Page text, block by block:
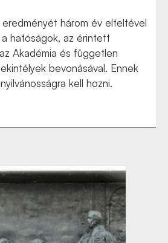
eredményét három év elteltével
hatóságok, az érintett
Akadémia és független
bevonásával. Ennek
kell hozni.